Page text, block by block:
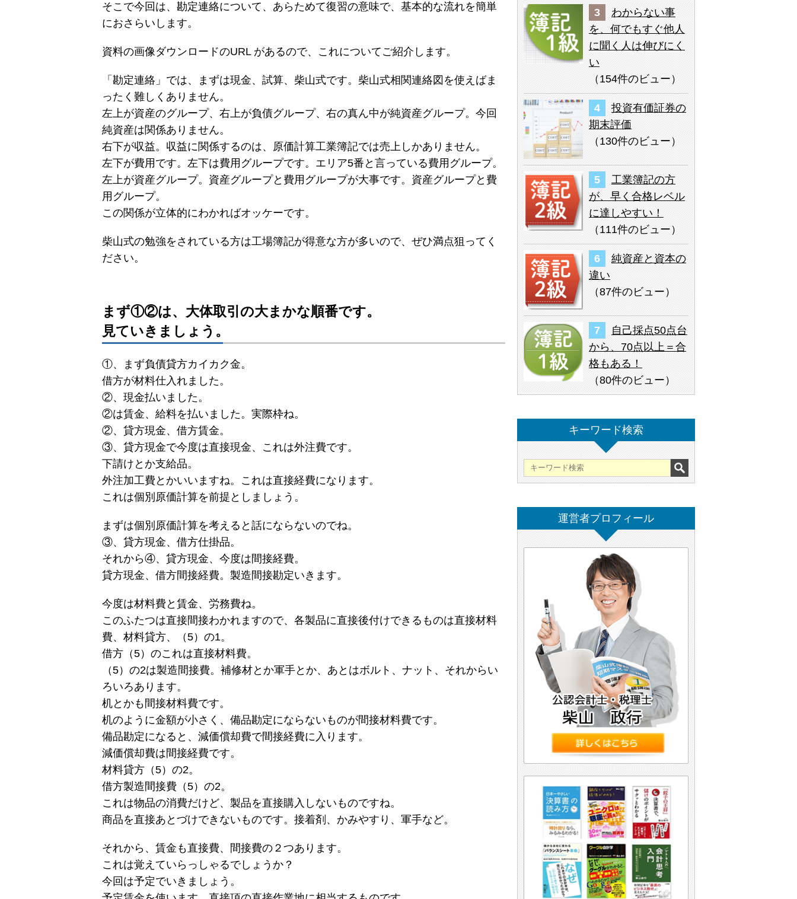
そこで今回は、勘定連絡について、あらためて復習の意味で、基本的な流れを簡単
におさらいします。
資料の画像ダウンロードのURL があるので、これについてご紹介します。
「勘定連絡」では、まずは現金、試算、柴山式です。柴山式相関連絡図を使えばま
ったく難しくありません。
左上が資産のグループ、右上が負債グループ、右の真ん中が純資産グループ。今回
純資産は関係ありません。
右下が収益。収益に関係するのは、原価計算工業簿記では売上しかありません。
左下が費用です。左下は費用グループです。エリア5番と言っている費用グループ。
左上が資産グループ。資産グループと費用グループが大事です。資産グループと費
用グループ。
この関係が立体的にわかればオッケーです。
柴山式の勉強をされている方は工場簿記が得意な方が多いので、ぜひ満点狙ってく
ださい。
まず①②は、大体取引の大まかな順番です。
見ていきましょう。
①、まず負債貸方カイカク金。
借方が材料仕入れました。
②、現金払いました。
②は賃金、給料を払いました。実際枠ね。
②、貸方現金、借方賃金。
③、貸方現金で今度は直接現金、これは外注費です。
下請けとか支給品。
外注加工費とかいいますね。これは直接経費になります。
これは個別原価計算を前提としましょう。
まずは個別原価計算を考えると話にならないのでね。
③、貸方現金、借方仕掛品。
それから④、貸方現金、今度は間接経費。
貸方現金、借方間接経費。製造間接勘定いきます。
今度は材料費と賃金、労務費ね。
このふたつは直接間接わかれますので、各製品に直接後付けできるものは直接材料
費、材料貸方、（5）の1。
借方（5）のこれは直接材料費。
（5）の2は製造間接費。補修材とか軍手とか、あとはボルト、ナット、それからい
ろいろあります。
机とかも間接材料費です。
机のように金額が小さく、備品勘定にならないものが間接材料費です。
備品勘定になると、減価償却費で間接経費に入ります。
減価償却費は間接経費です。
材料貸方（5）の2。
借方製造間接費（5）の2。
これは物品の消費だけど、製品を直接購入しないものですね。
商品を直接あとづけできないものです。接着剤、かみやすり、軍手など。
それから、賃金も直接費、間接費の２つあります。
これは覚えていらっしゃるでしょうか？
今回は予定でいきましょう。
わからない事
を、何でもすぐ他人
に聞く人は伸びにく
い
（ 154件のビュー ）
投資有価証券の
期末評価
（ 130件のビュー）
工業簿記の方
が、早く合格レベル
に達しやすい！
（111件のビュー ）
純資産と資本の
違い
（87件のビュー）
自己採点50点台
から、70点以上＝合
格もある！
（80件のビュー）
キーワード検索
運営者プロフィール